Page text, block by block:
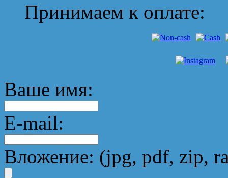
Принимаем к оплате:
Ваше имя:
E-mail:
Вложение: (jpg, pdf, zip,